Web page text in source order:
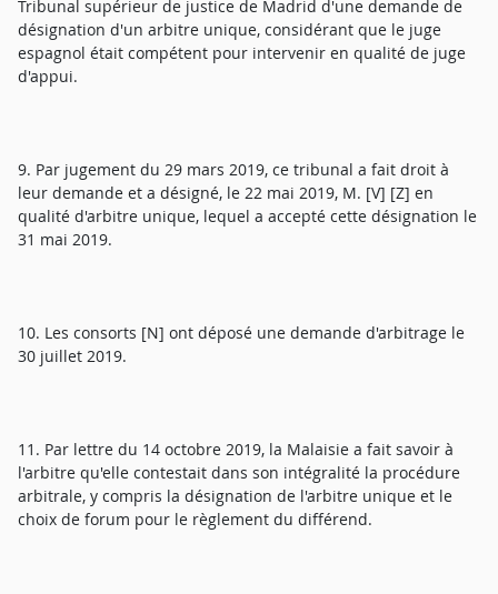
Tribunal supérieur de justice de Madrid d'une demande de
désignation d'un arbitre unique, considérant que le juge
espagnol était compétent pour intervenir en qualité de juge
d'appui.
9. Par jugement du 29 mars 2019, ce tribunal a fait droit à
leur demande et a désigné, le 22 mai 2019, M. [V] [Z] en
qualité d'arbitre unique, lequel a accepté cette désignation le
31 mai 2019.
10. Les consorts [N] ont déposé une demande d'arbitrage le
30 juillet 2019.
11. Par lettre du 14 octobre 2019, la Malaisie a fait savoir à
l'arbitre qu'elle contestait dans son intégralité la procédure
arbitrale, y compris la désignation de l'arbitre unique et le
choix de forum pour le règlement du différend.